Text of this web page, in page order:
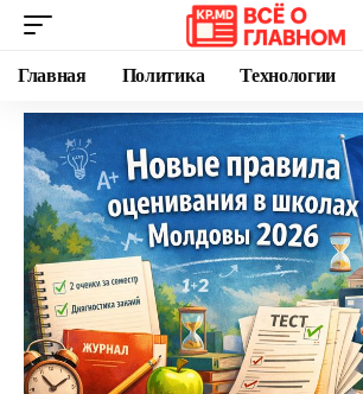
Главная Политика Технологии